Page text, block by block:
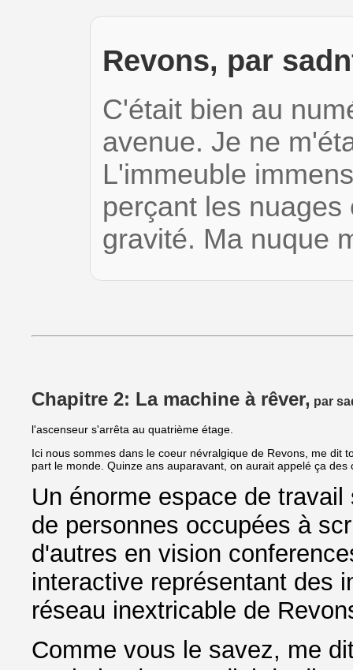
Revons, par
C'était bien au
avenue. Je ne
L'immeuble
perçant les
gravité. Ma nuque
Chapitre 2: La machine à rêver, par
l'ascenseur s'arrêta au quatrième étage.
Ici nous sommes dans le coeur névralgique de Revons, me dit
part le monde. Quinze ans auparavant, on aurait appelé ça
Un énorme espace de
de personnes occupées à
d'autres en vision
interactive représentant des
réseau inextricable de
Comme vous le savez, me